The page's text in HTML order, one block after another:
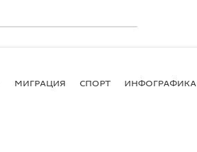
МИГРАЦИЯ СПОРТ ИНФОГРАФИКА